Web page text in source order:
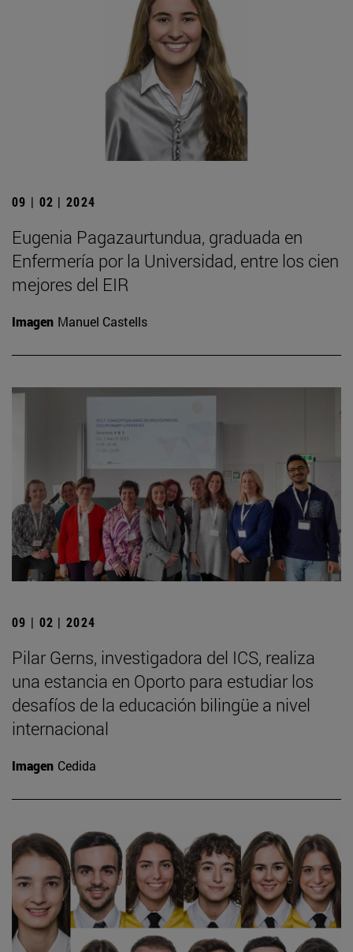
09 | 02 | 2024
Eugenia Pagazaurtundua, graduada en
Enfermería por la Universidad, entre los cien
mejores del EIR
Imagen Manuel Castells
09 | 02 | 2024
Pilar Gerns, investigadora del ICS, realiza
una estancia en Oporto para estudiar los
desafíos de la educación bilingüe a nivel
internacional
Imagen Cedida